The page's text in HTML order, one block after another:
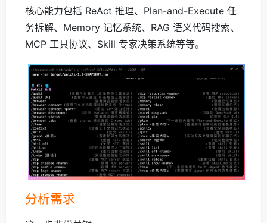
核心能力包括 ReAct 推理、Plan-and-Execute 任
务拆解、Memory 记忆系统、RAG 语义代码搜索、
MCP 工具协议、Skill 专家决策系统等等。
分析需求